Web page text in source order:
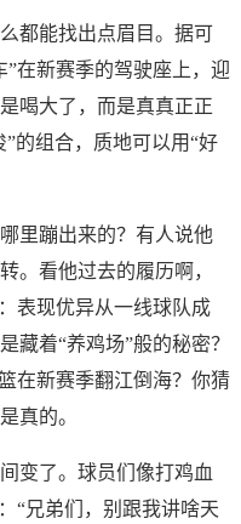
都能找出点眉目。据可
在新赛季的驾驶座上，迎
喝大了，而是真真正正
的组合，质地可以用“好
里蹦出来的？有人说他
。看他过去的履历啊，
表现优异从一线球队成
藏着“养鸡场”般的秘密？
在新赛季翻江倒海？你猜
真的。
变了。球员们像打鸡血
“兄弟们，别跟我讲啥天